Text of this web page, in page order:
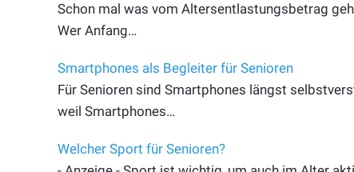
Schon mal was vom Altersentlastungsbetrag
Wer Anfang…
Smartphones als Begleiter für Senioren
Für Senioren sind Smartphones längst
weil Smartphones…
Welcher Sport für Senioren?